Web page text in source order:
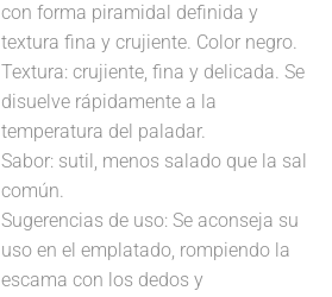
con forma piramidal definida y
textura fina y crujiente. Color negro.
Textura: crujiente, fina y delicada. Se
disuelve rápidamente a la
temperatura del paladar.
Sabor: sutil, menos salado que la sal
común.
Sugerencias de uso: Se aconseja su
uso en el emplatado, rompiendo la
escama con los dedos y